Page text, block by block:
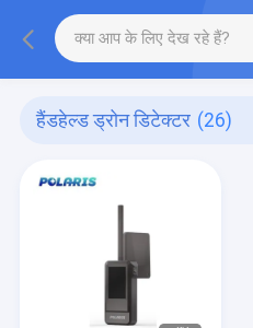
हैंडहेल्ड ड्रोन डिटेक्टर (26)